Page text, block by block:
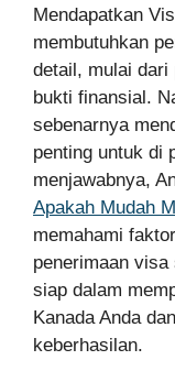
Mendapatkan
membutuhkan
detail, mulai dari
bukti finansial.
sebenarnya
penting untuk di
menjawabnya,
Apakah Mudah
memahami
penerimaan
siap dalam
Kanada Anda
keberhasilan.